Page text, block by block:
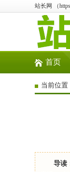
站长网 （
首页
当前位置
导读